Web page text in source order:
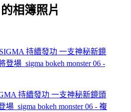
相簿照片
持續發功 一支神秘新鏡頭
場_sigma bokeh monster 06 - 複